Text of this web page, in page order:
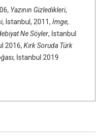
Yazının Gizledikleri,
, İstanbul, 2011, İmge,
Ne Söyler, İstanbul
2016, Kırk Soruda Türk
, İstanbul 2019